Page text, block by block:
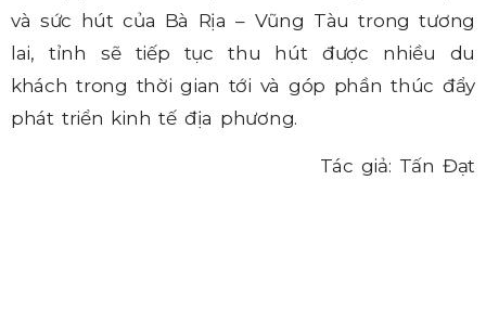
và sức hút của Bà Rịa – Vũng Tàu trong tương
lai, tỉnh sẽ tiếp tục thu hút được nhiều du
khách trong thời gian tới và góp phần thúc đẩy
phát triển kinh tế địa phương.
Tác giả: Tấn Đạt